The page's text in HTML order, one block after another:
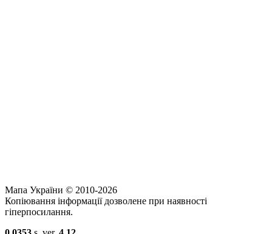
Мапа України © 2010-2026
Копіювання інформації дозволене при наявності
гіперпосилання.